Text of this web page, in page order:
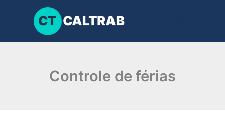
conteúdo
Controle de férias